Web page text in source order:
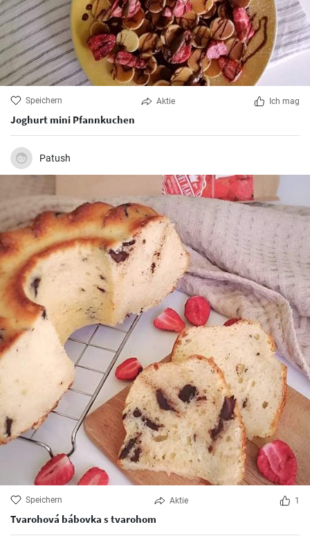
Speichern Aktie Ich mag
Joghurt mini Pfannkuchen
Patush
Speichern Aktie 1
Tvarohová bábovka s tvarohom